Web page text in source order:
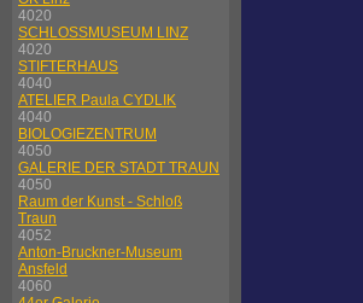
4020
SCHLOSSMUSEUM LINZ
4020
STIFTERHAUS
4040
ATELIER Paula CYDLIK
4040
BIOLOGIEZENTRUM
4050
GALERIE DER STADT TRAUN
4050
Raum der Kunst - Schloß
Traun
4052
Anton-Bruckner-Museum
Ansfeld
4060